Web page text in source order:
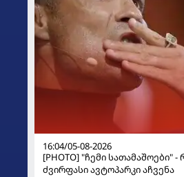
16:04/05-08-2026
[PHOTO] "ჩემი სათამაშოები"
ძვირფასი ავტოპარკი აჩვენა